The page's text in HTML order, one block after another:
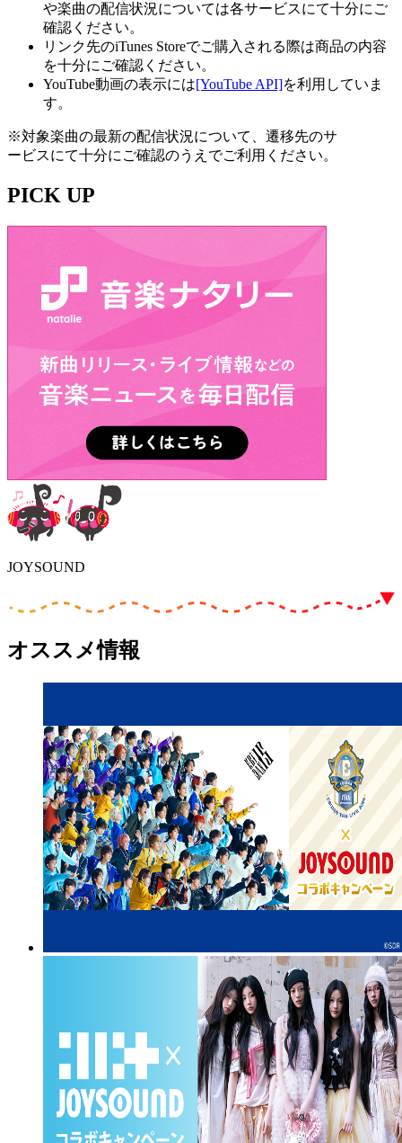
や楽曲の配信状況については各サービスにて十分にご
確認ください。
リンク先のiTunes Storeでご購入される際は商品の内容
を十分にご確認ください。
YouTube動画の表示には[YouTube API]を利用していま
す。
※対象楽曲の最新の配信状況について、遷移先のサ
ービスにて十分にご確認のうえでご利用ください。
PICK UP
JOYSOUND
オススメ情報